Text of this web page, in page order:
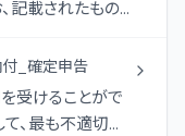
記載されたもの
_確定申告
受けることがで
、最も不適切な